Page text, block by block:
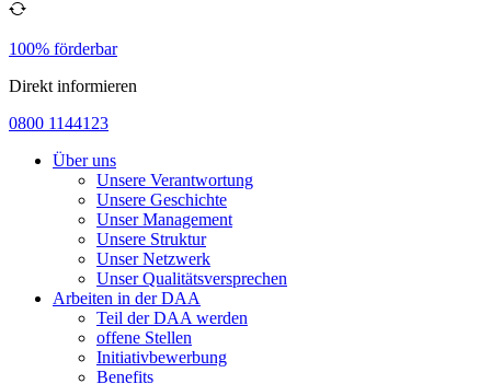
100% förderbar
Direkt informieren
0800 1144123
Über uns
Unsere Verantwortung
Unsere Geschichte
Unser Management
Unsere Struktur
Unser Netzwerk
Unser Qualitätsversprechen
Arbeiten in der DAA
Teil der DAA werden
offene Stellen
Initiativbewerbung
Benefits